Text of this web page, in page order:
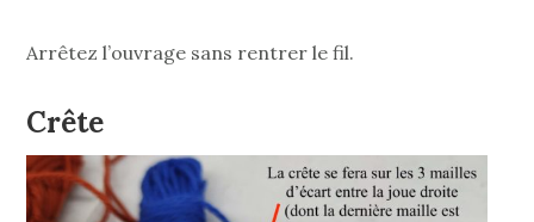
Arrêtez l’ouvrage sans rentrer le fil.
Crête